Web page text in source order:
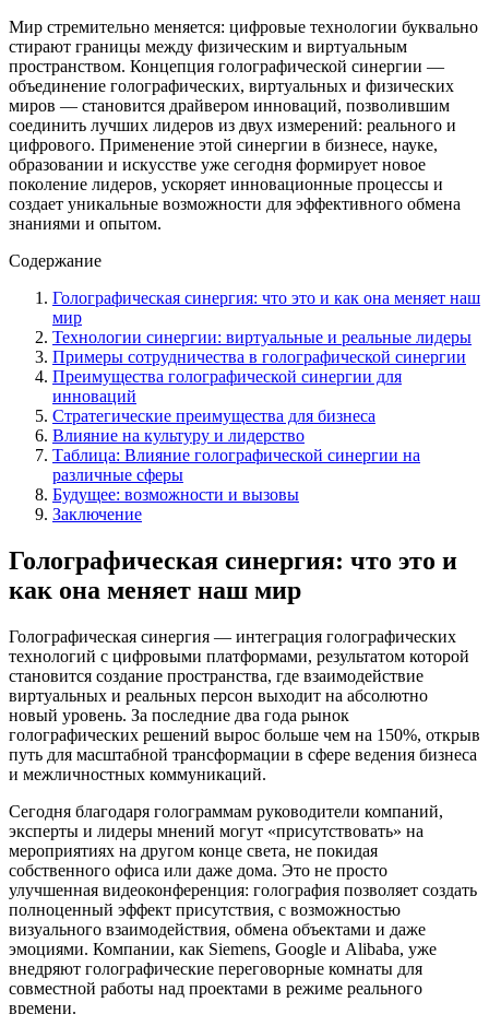
Мир стремительно меняется: цифровые технологии буквально
стирают границы между физическим и виртуальным
пространством. Концепция голографической синергии —
объединение голографических, виртуальных и физических
миров — становится драйвером инноваций, позволившим
соединить лучших лидеров из двух измерений: реального и
цифрового. Применение этой синергии в бизнесе, науке,
образовании и искусстве уже сегодня формирует новое
поколение лидеров, ускоряет инновационные процессы и
создает уникальные возможности для эффективного обмена
знаниями и опытом.
Содержание
Голографическая синергия: что это и как она меняет наш
мир
Технологии синергии: виртуальные и реальные лидеры
Примеры сотрудничества в голографической синергии
Преимущества голографической синергии для
инноваций
Стратегические преимущества для бизнеса
Влияние на культуру и лидерство
Таблица: Влияние голографической синергии на
различные сферы
Будущее: возможности и вызовы
Заключение
Голографическая синергия: что это и
как она меняет наш мир
Голографическая синергия — интеграция голографических
технологий с цифровыми платформами, результатом которой
становится создание пространства, где взаимодействие
виртуальных и реальных персон выходит на абсолютно
новый уровень. За последние два года рынок
голографических решений вырос больше чем на 150%, открыв
путь для масштабной трансформации в сфере ведения бизнеса
и межличностных коммуникаций.
Сегодня благодаря голограммам руководители компаний,
эксперты и лидеры мнений могут «присутствовать» на
мероприятиях на другом конце света, не покидая
собственного офиса или даже дома. Это не просто
улучшенная видеоконференция: голография позволяет создать
полноценный эффект присутствия, с возможностью
визуального взаимодействия, обмена объектами и даже
эмоциями. Компании, как Siemens, Google и Alibaba, уже
внедряют голографические переговорные комнаты для
совместной работы над проектами в режиме реального
времени.